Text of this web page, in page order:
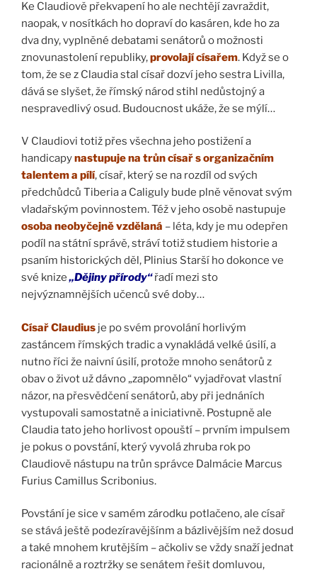
Ke Claudiově překvapení ho ale nechtějí zavraždit,
naopak, v nosítkách ho dopraví do kasáren, kde ho za
dva dny, vyplněné debatami senátorů o možnosti
znovunastolení republiky,provolají císařem. Když se o
tom, že se z Claudia stal císař dozví jeho sestra Livilla,
dává se slyšet, že římský národ stihl nedůstojný a
nespravedlivý osud. Budoucnost ukáže, že se mýlí…
V Claudiovi totiž přes všechna jeho postižení a
handicapynastupuje na trůn císař s organizačním
talentem a pílí, císař, který se na rozdíl od svých
předchůdců Tiberia a Caliguly bude plně věnovat svým
vladařským povinnostem. Též v jeho osobě nastupuje
osoba neobyčejně vzdělaná – léta, kdy je mu odepřen
podíl na státní správě, stráví totiž studiem historie a
psaním historických děl, Plinius Starší ho dokonce ve
své knize„Dějiny přírody“řadí mezi sto
nejvýznamnějších učenců své doby…
Císař Claudius je po svém provolání horlivým
zastáncem římských tradic a vynakládá velké úsilí, a
nutno říci že naivní úsilí, protože mnoho senátorů z
obav o život už dávno „zapomnělo“ vyjadřovat vlastní
názor, na přesvědčení senátorů, aby při jednáních
vystupovali samostatně a iniciativně. Postupně ale
Claudia tato jeho horlivost opouští – prvním impulsem
je pokus o povstání, který vyvolá zhruba rok po
Claudiově nástupu na trůn správce Dalmácie Marcus
Furius Camillus Scribonius.
Povstání je sice v samém zárodku potlačeno, ale císař
se stává ještě podezíravějšínm a bázlivějším než dosud
a také mnohem krutějším – ačkoliv se vždy snaží jednat
racionálně a roztržky se senátem řešit domluvou,